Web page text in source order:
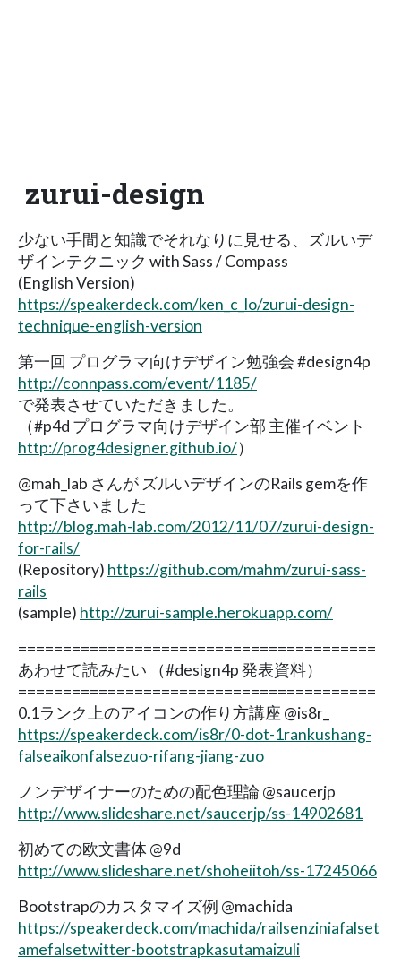
zurui-design
少ない手間と知識でそれなりに見せる、ズルいデ
ザインテクニック with Sass / Compass
(English Version)
https://speakerdeck.com/ken_c_lo/zurui-design-
technique-english-version
第一回 プログラマ向けデザイン勉強会 #design4p
http://connpass.com/event/1185/
で発表させていただきました。
（#p4d プログラマ向けデザイン部 主催イベント
http://prog4designer.github.io/）
@mah_lab さんが ズルいデザインのRails gemを作
って下さいました
http://blog.mah-lab.com/2012/11/07/zurui-design-
for-rails/
(Repository) https://github.com/mahm/zurui-sass-
rails
(sample) http://zurui-sample.herokuapp.com/
========================================
あわせて読みたい （#design4p 発表資料）
========================================
0.1ランク上のアイコンの作り方講座 @is8r_
https://speakerdeck.com/is8r/0-dot-1rankushang-
falseaikonfalsezuo-rifang-jiang-zuo
ノンデザイナーのための配色理論 @saucerjp
http://www.slideshare.net/saucerjp/ss-14902681
初めての欧文書体 @9d
http://www.slideshare.net/shoheiitoh/ss-17245066
Bootstrapのカスタマイズ例 @machida
https://speakerdeck.com/machida/railsenziniafalset
amefalsetwitter-bootstrapkasutamaizuli